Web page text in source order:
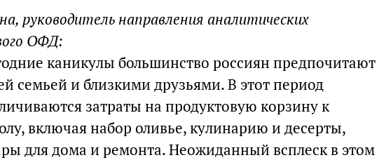
руководитель направления аналитических
ОФД:
каникулы большинство россиян предпочитают
семьей и близкими друзьями. В этот период
затраты на продуктовую корзину к
включая набор оливье, кулинарию и десерты,
для дома и ремонта. Неожиданный всплеск в этом